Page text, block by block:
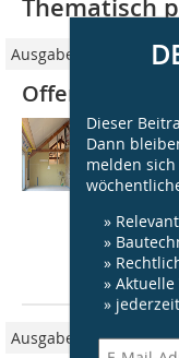
Dieser
Dann
melden
»
»
»
»
»
Thematisch
Ausgabe 11/2021
Offene
Ein
und
Ausgabe 11/2008